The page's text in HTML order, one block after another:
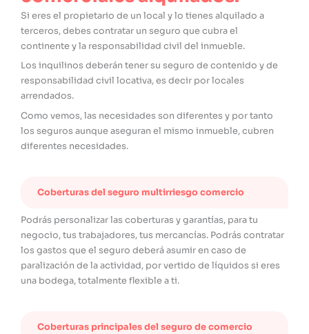
Si eres el propietario de un local y lo tienes alquilado a
terceros, debes contratar un seguro que cubra el
continente y la responsabilidad civil del inmueble.
Los inquilinos deberán tener su seguro de contenido y de
responsabilidad civil locativa, es decir por locales
arrendados.
Como vemos, las necesidades son diferentes y por tanto
los seguros aunque aseguran el mismo inmueble, cubren
diferentes necesidades.
Coberturas del seguro multirriesgo comercio
Podrás personalizar las coberturas y garantías, para tu
negocio, tus trabajadores, tus mercancías. Podrás contratar
los gastos que el seguro deberá asumir en caso de
paralización de la actividad, por vertido de líquidos si eres
una bodega, totalmente flexible a ti.
Coberturas principales del seguro de comercio